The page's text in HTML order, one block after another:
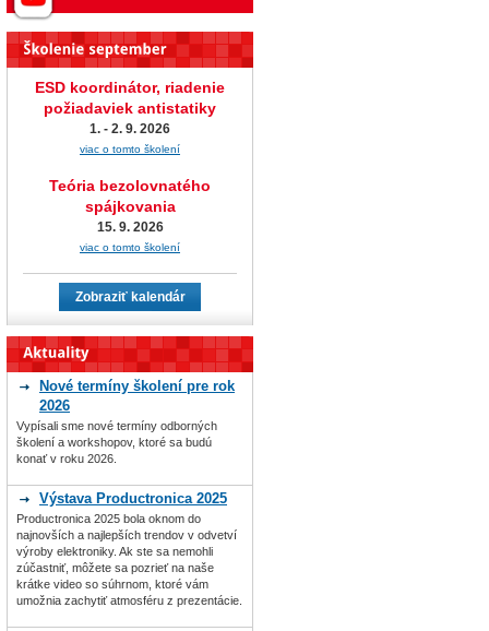
ESD koordinátor, riadenie
požiadaviek antistatiky
1. - 2. 9. 2026
viac o tomto školení
Teória bezolovnatého
spájkovania
15. 9. 2026
viac o tomto školení
Zobraziť kalendár
Nové termíny školení pre rok
2026
Vypísali sme nové termíny odborných
školení a workshopov, ktoré sa budú
konať v roku 2026.
Výstava Productronica 2025
Productronica 2025 bola oknom do
najnovších a najlepších trendov v odvetví
výroby elektroniky. Ak ste sa nemohli
zúčastniť, môžete sa pozrieť na naše
krátke video so súhrnom, ktoré vám
umožnia zachytiť atmosféru z prezentácie.